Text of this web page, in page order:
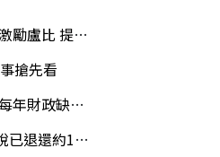
振匯率大有助益
搶先看
口估317億美元
美元 占已收稅6成